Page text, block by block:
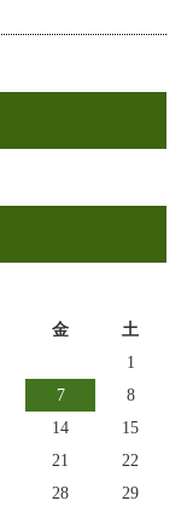
金 土
1
7
8
14
15
21
22
28
29